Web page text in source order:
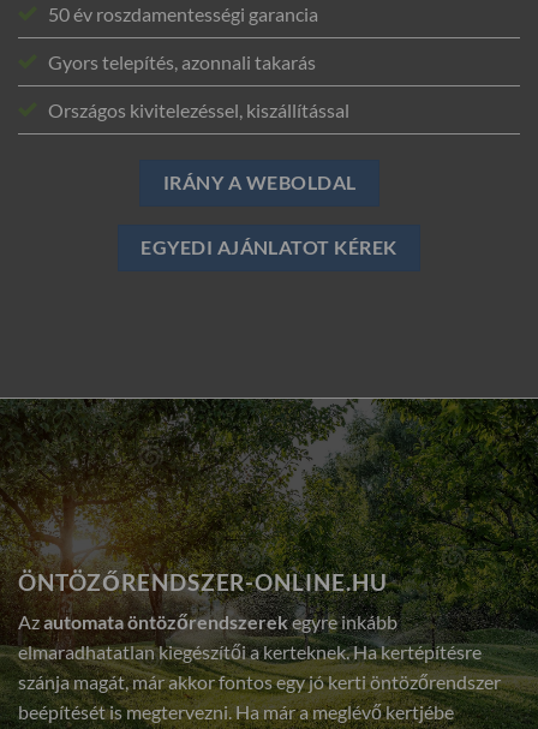
50 év roszdamentességi garancia
Gyors telepítés, azonnali takarás
Országos kivitelezéssel, kiszállítással
IRÁNY A WEBOLDAL
EGYEDI AJÁNLATOT KÉREK
ÖNTÖZŐRENDSZER-ONLINE.HU
Azautomata öntözőrendszerekegyre inkább
elmaradhatatlan kiegészítői a kerteknek. Ha kertépítésre
szánja magát, már akkor fontos egy jó kerti öntözőrendszer
beépítését is megtervezni. Ha már a meglévő kertjébe